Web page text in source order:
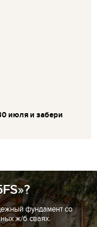
июля и забери
фундамент со
ж/б сваях.